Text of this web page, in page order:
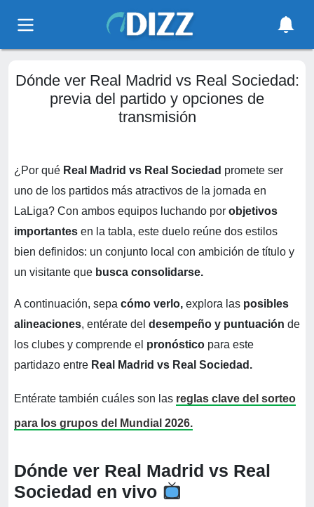
Dónde ver Real Madrid vs Real Sociedad:
previa del partido y opciones de
transmisión
¿Por qué Real Madrid vs Real Sociedad promete ser
uno de los partidos más atractivos de la jornada en
LaLiga? Con ambos equipos luchando por objetivos
importantes en la tabla, este duelo reúne dos estilos
bien definidos: un conjunto local con ambición de título y
un visitante que busca consolidarse.
A continuación, sepa cómo verlo, explora las posibles
alineaciones, entérate del desempeño y puntuación de
los clubes y comprende el pronóstico para este
partidazo entre Real Madrid vs Real Sociedad.
Entérate también cuáles son las reglas clave del sorteo
para los grupos del Mundial 2026.
Dónde ver Real Madrid vs Real
Sociedad en vivo